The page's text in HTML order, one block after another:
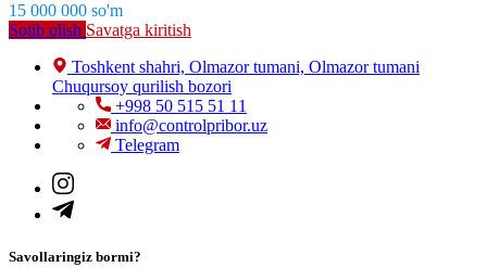
15 000 000 so'm
Sotib olish Savatga kiritish
Toshkent shahri, Olmazor tumani, Olmazor tumani
Chuqursoy qurilish bozori
+998 50 515 51 11
info@controlpribor.uz
Telegram
Savollaringiz bormi?